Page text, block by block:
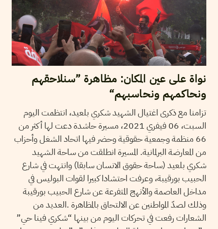
نواة على عين المكان: مظاهرة ”سنلاحقهم
ونحاكمهم ونحاسبهم“
تزامنا مع ذكرى اغتيال الشهيد شكري بلعيد، انتظمت اليوم
السبت، 06 فيفري 2021، مسيرة حاشدة دعت لها أكثر من
66 منظمة وجمعية حقوقية وحضر فيها اتحاد الشغل وأحزاب
من المعارضة البرلمانية. المسيرة انطلقت من ساحة الشهيد
شكري بلعيد (ساحة حقوق الانسان سابقا) وانتهت في شارع
الحبيب بورقيبة، وعرفت احتشادا كبيرا لقوات البوليس في
مداخل العاصمة والأنهج المتفرعة عن شارع الحبيب بورقيبة
وذلك لصدّ المواطنين عن الالتحاق بالمظاهرة .العديد من
الشعارات رفعت في تحركات اليوم من بينها “شكري فينا حي”